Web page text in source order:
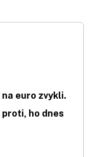
na euro zvykli.
proti, ho dnes